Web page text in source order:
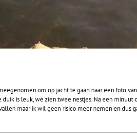
om op jacht te gaan naar een foto
is leuk, we zien twee nestjes. Na een
maar ik wil geen risico meer nemen en dus